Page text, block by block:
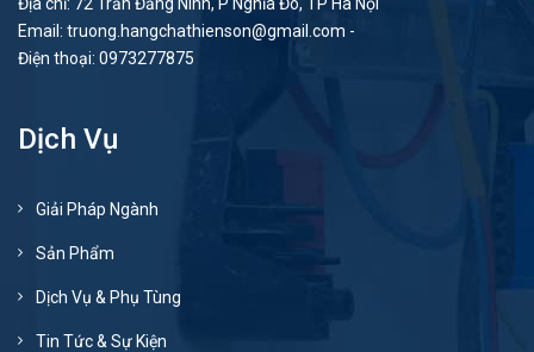
Email: truong.hangchathienson@gmail.com -
Điện thoại: 0973277875
Dịch Vụ
Giải Pháp Ngành
Sản Phẩm
Dịch Vụ & Phụ Tùng
Tin Tức & Sự Kiện